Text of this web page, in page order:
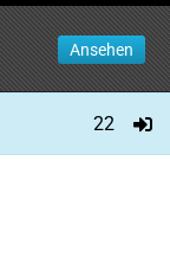
Ansehen
22